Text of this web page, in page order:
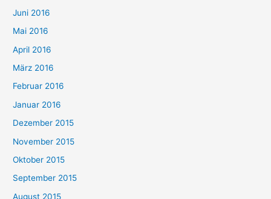
Juni 2016
Mai 2016
April 2016
März 2016
Februar 2016
Januar 2016
Dezember 2015
November 2015
Oktober 2015
September 2015
August 2015